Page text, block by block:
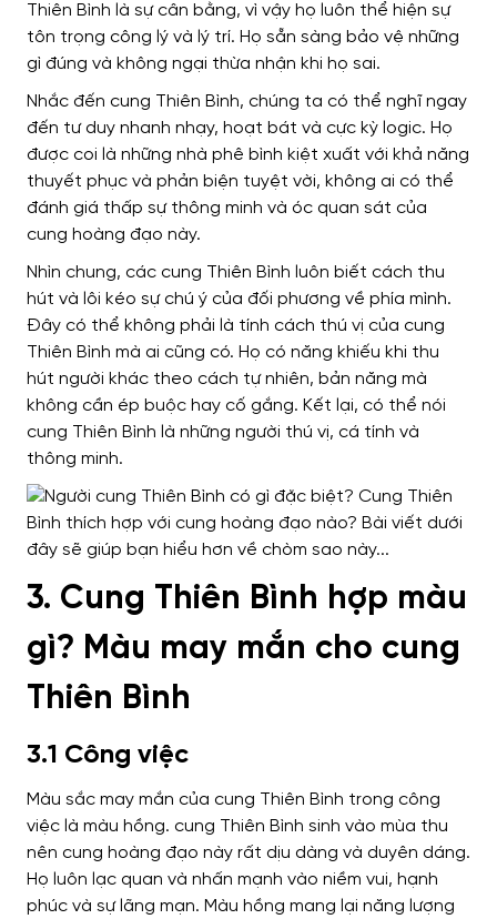
Thiên Bình là sự cân bằng, vì vậy họ luôn thể hiện sự
tôn trọng công lý và lý trí. Họ sẵn sàng bảo vệ những
gì đúng và không ngại thừa nhận khi họ sai.
Nhắc đến cung Thiên Bình, chúng ta có thể nghĩ ngay
đến tư duy nhanh nhạy, hoạt bát và cực kỳ logic. Họ
được coi là những nhà phê bình kiệt xuất với khả năng
thuyết phục và phản biện tuyệt vời, không ai có thể
đánh giá thấp sự thông minh và óc quan sát của
cung hoàng đạo này.
Nhìn chung, các cung Thiên Bình luôn biết cách thu
hút và lôi kéo sự chú ý của đối phương về phía mình.
Đây có thể không phải là tính cách thú vị của cung
Thiên Bình mà ai cũng có. Họ có năng khiếu khi thu
hút người khác theo cách tự nhiên, bản năng mà
không cần ép buộc hay cố gắng. Kết lại, có thể nói
cung Thiên Bình là những người thú vị, cá tính và
thông minh.
3. Cung Thiên Bình hợp màu
gì? Màu may mắn cho cung
Thiên Bình
3.1 Công việc
Màu sắc may mắn của cung Thiên Bình trong công
việc là màu hồng. cung Thiên Bình sinh vào mùa thu
nên cung hoàng đạo này rất dịu dàng và duyên dáng.
Họ luôn lạc quan và nhấn mạnh vào niềm vui, hạnh
phúc và sự lãng mạn. Màu hồng mang lại năng lượng